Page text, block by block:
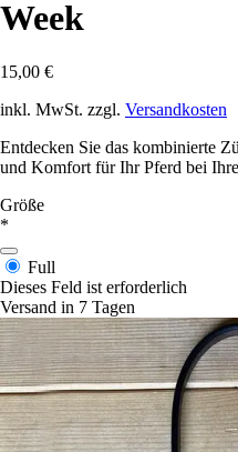
Week
15,00 €
inkl. MwSt. zzgl. Versandkosten
Entdecken Sie das kombinierte
und Komfort für Ihr Pferd bei
Größe
*
Full
Dieses Feld ist erforderlich
Versand in 7 Tagen